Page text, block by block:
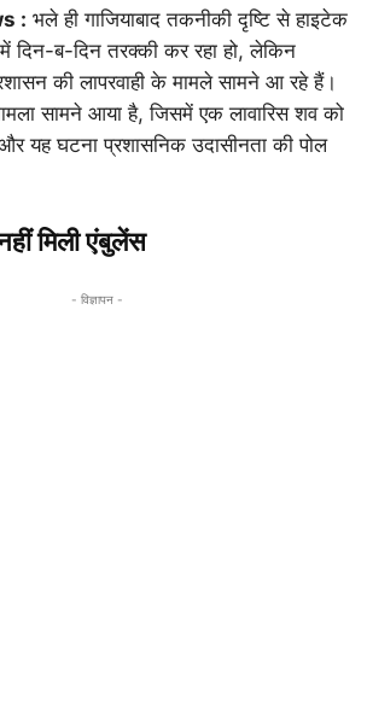
: भले ही गाजियाबाद तकनीकी दृष्टि से हाइटेक
दिन-ब-दिन तरक्की कर रहा हो, लेकिन
की लापरवाही के मामले सामने आ रहे हैं।
सामने आया है, जिसमें एक लावारिस शव को
यह घटना प्रशासनिक उदासीनता की पोल
मिली एंबुलेंस
- विज्ञापन -